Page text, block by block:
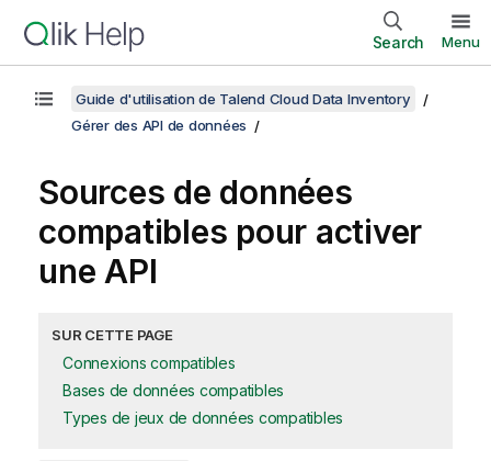
Search Menu
Guide d'utilisation de Talend Cloud Data Inventory
Gérer des API de données
Sources de données
compatibles pour activer
une API
SUR CETTE PAGE
Connexions compatibles
Bases de données compatibles
Types de jeux de données compatibles